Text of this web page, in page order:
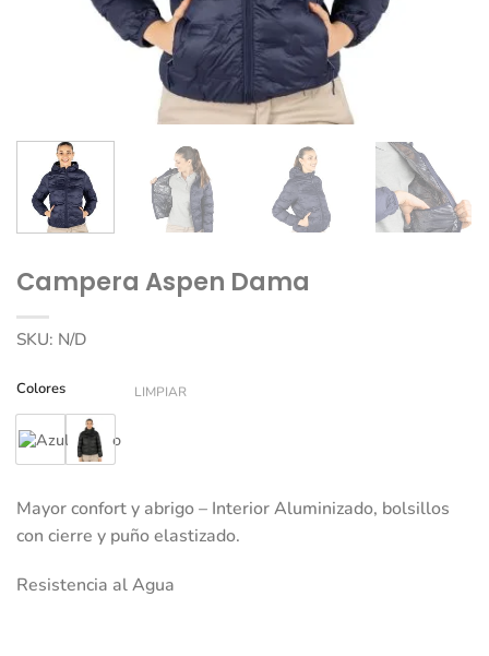
Campera Aspen Dama
SKU: N/D
Colores LIMPIAR
Mayor confort y abrigo – Interior Aluminizado, bolsillos
con cierre y puño elastizado.
Resistencia al Agua